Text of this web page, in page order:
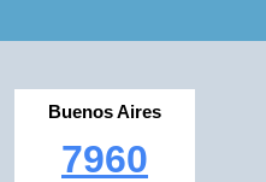
Buenos Aires
7960